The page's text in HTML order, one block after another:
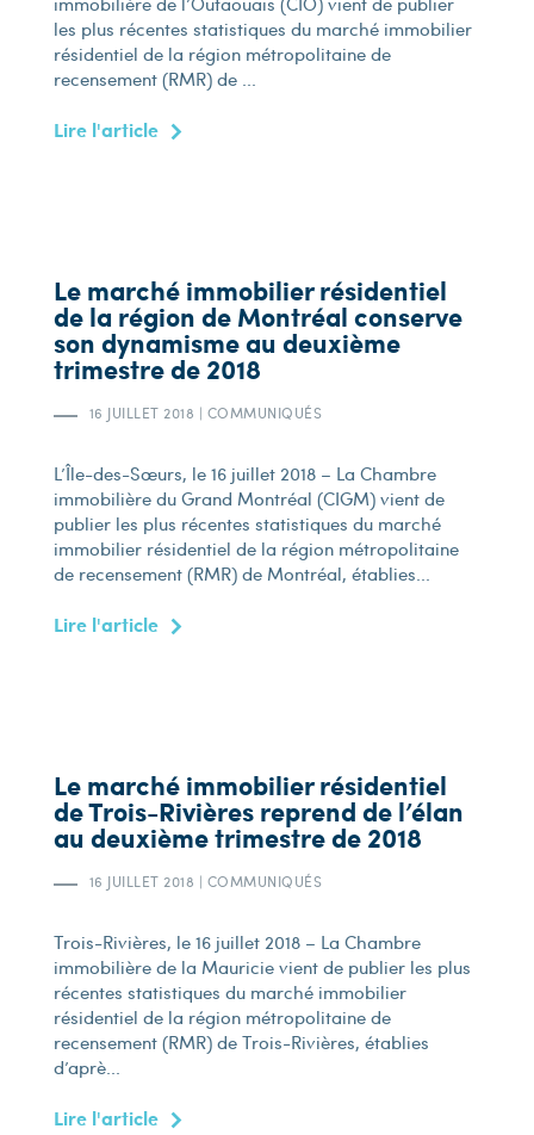
les plus récentes statistiques du marché immobilier
résidentiel de la région métropolitaine de
recensement (RMR) de ...
Lire l'article
Le marché immobilier résidentiel
de la région de Montréal conserve
son dynamisme au deuxième
trimestre de 2018
16 JUILLET 2018 | COMMUNIQUÉS
L’Île-des-Sœurs, le 16 juillet 2018 – La Chambre
immobilière du Grand Montréal (CIGM) vient de
publier les plus récentes statistiques du marché
immobilier résidentiel de la région métropolitaine
de recensement (RMR) de Montréal, établies...
Lire l'article
Le marché immobilier résidentiel
de Trois-Rivières reprend de l’élan
au deuxième trimestre de 2018
16 JUILLET 2018 | COMMUNIQUÉS
Trois-Rivières, le 16 juillet 2018 – La Chambre
immobilière de la Mauricie vient de publier les plus
récentes statistiques du marché immobilier
résidentiel de la région métropolitaine de
recensement (RMR) de Trois-Rivières, établies
d’aprè...
Lire l'article